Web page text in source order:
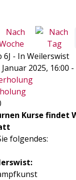
- In Weilerswist
2025, 16:00 -
Kurse findet
folgendes: